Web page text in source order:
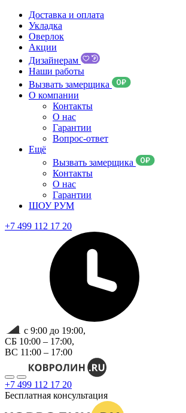
Доставка и оплата
Укладка
Оверлок
Акции
Дизайнерам
Наши работы
Вызвать замерщика
О компании
Контакты
О нас
Гарантии
Вопрос-ответ
Ещё
Вызвать замерщика
Контакты
О нас
Гарантии
ШОУ РУМ
+7 499 112 17 20
с 9:00 до 19:00,
СБ 10:00 – 17:00,
ВС 11:00 – 17:00
+7 499 112 17 20
Бесплатная консультация